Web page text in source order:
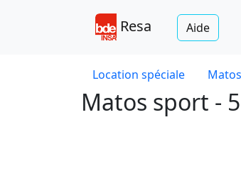
Resa Aide
Location spéciale
Matos sport -